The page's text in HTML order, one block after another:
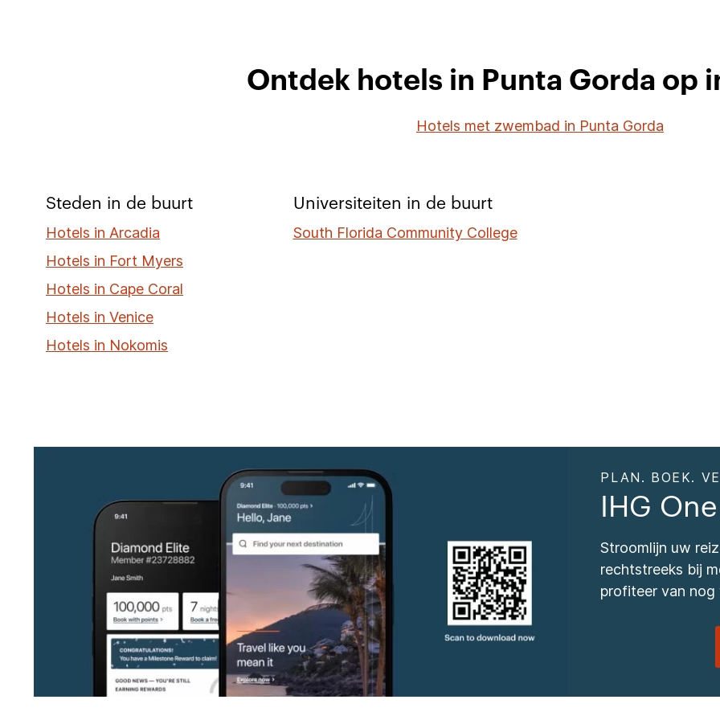
Ontdek hotels in Punta Gorda op
Hotels met zwembad in Punta Gorda
Steden in de buurt
Hotels in Arcadia
Hotels in Fort Myers
Hotels in Cape Coral
Hotels in Venice
Hotels in Nokomis
Universiteiten in de buurt
South Florida Community College
PLAN. BOEK.
IHG
Stroomlijn uw
rechtstreeks bij
profiteer van nog